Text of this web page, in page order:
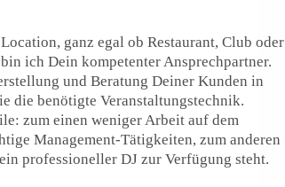
ganz egal ob Restaurant, Club oder
ich Dein kompetenter Ansprechpartner.
und Beratung Deiner Kunden in
die benötigte Veranstaltungstechnik.
zum einen weniger Arbeit auf dem
Management-Tätigkeiten, zum anderen
professioneller DJ zur Verfügung steht.